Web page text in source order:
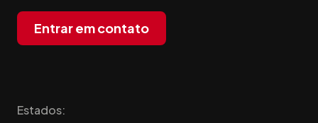
Entrar em contato
Estados: